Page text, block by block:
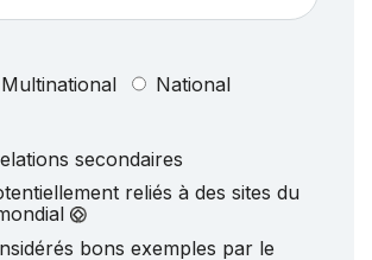
Multinational National
secondaires
reliés à des sites du
bons exemples par le